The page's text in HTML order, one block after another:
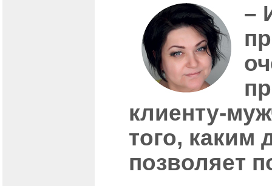
–
клиенту-
того, каким
позволяет